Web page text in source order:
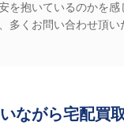
を抱いているのかを
多くお問い合わせ頂
ながら宅配買取